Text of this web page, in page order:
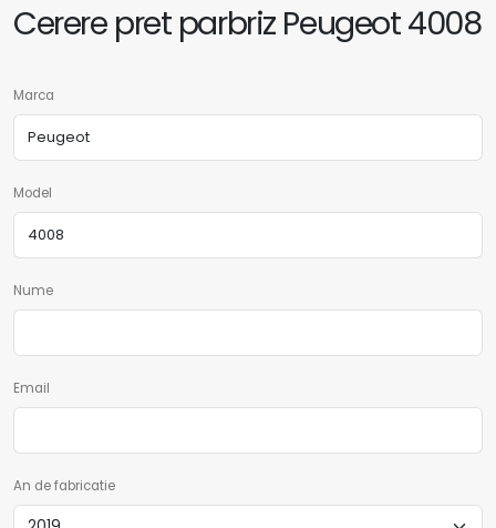
Cerere pret parbriz Peugeot 4008
Marca
Model
Nume
Email
An de fabricatie